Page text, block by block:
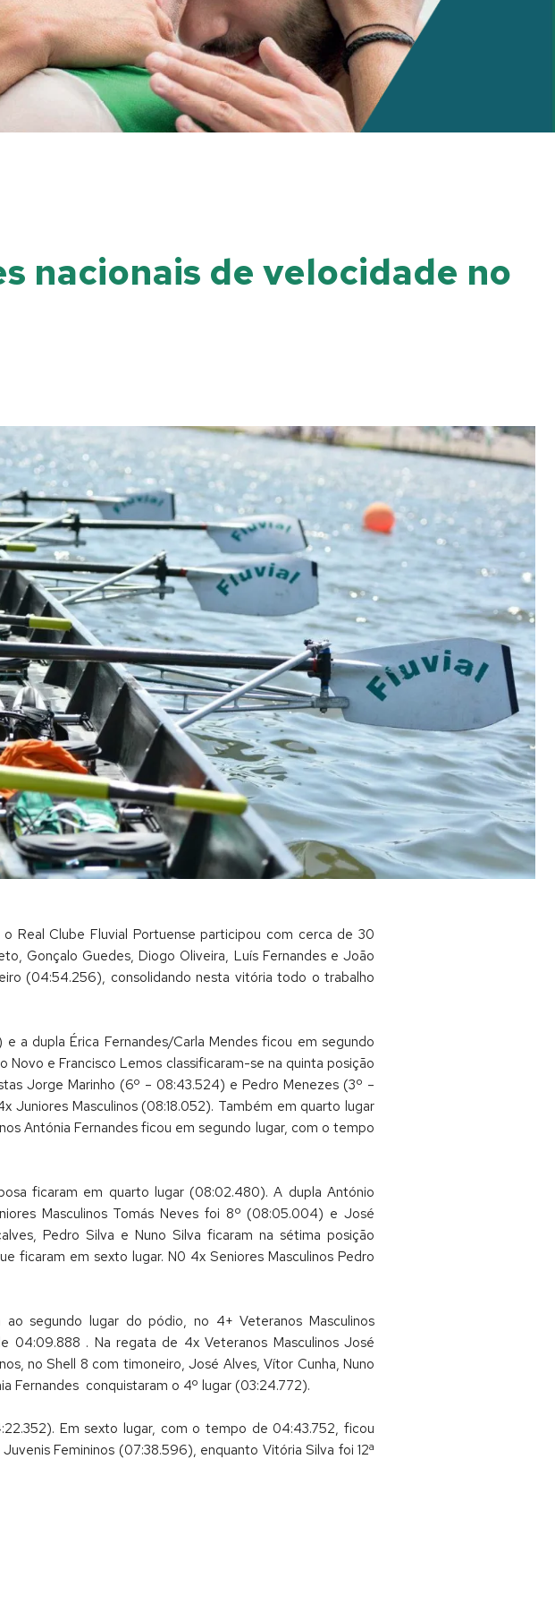
nacionais de velocidade no
Real Clube Fluvial Portuense participou com cerca de 30
Gonçalo Guedes, Diogo Oliveira, Luís Fernandes e João
(04:54.256), consolidando nesta vitória todo o trabalho
a dupla Érica Fernandes/Carla Mendes ficou em segundo
e Francisco Lemos classificaram-se na quinta posição
Jorge Marinho (6º – 08:43.524) e Pedro Menezes (3º –
Masculinos (08:18.052). Também em quarto lugar
Antónia Fernandes ficou em segundo lugar, com o tempo
ficaram em quarto lugar (08:02.480). A dupla António
Masculinos Tomás Neves foi 8º (08:05.004) e José
Pedro Silva e Nuno Silva ficaram na sétima posição
ficaram em sexto lugar. N0 4x Seniores Masculinos Pedro
segundo lugar do pódio, no 4+ Veteranos Masculinos
04:09.888 . Na regata de 4x Veteranos Masculinos José
no Shell 8 com timoneiro, José Alves, Vítor Cunha, Nuno
Fernandes conquistaram o 4º lugar (03:24.772).
Em sexto lugar, com o tempo de 04:43.752, ficou
Femininos (07:38.596), enquanto Vitória Silva foi 12ª